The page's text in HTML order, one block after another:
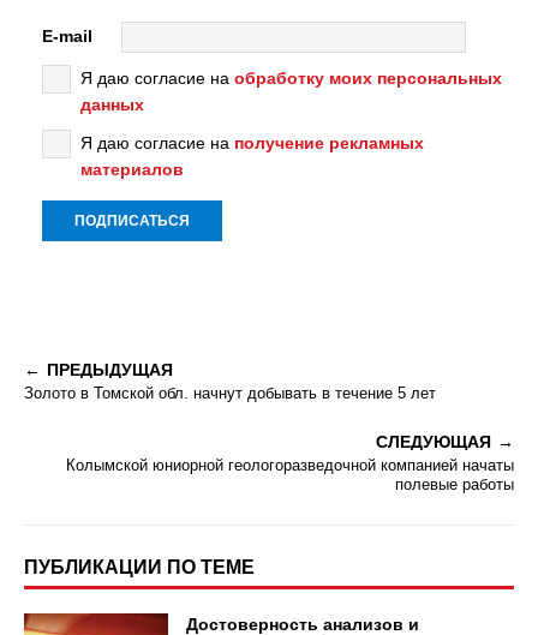
E-mail
Я даю согласие на обработку моих персональных
данных
Я даю согласие на получение рекламных
материалов
ПРЕДЫДУЩАЯ
Золото в Томской обл. начнут добывать в течение 5 лет
СЛЕДУЮЩАЯ
Колымской юниорной геологоразведочной компанией начаты
полевые работы
ПУБЛИКАЦИИ ПО ТЕМЕ
Достоверность анализов и